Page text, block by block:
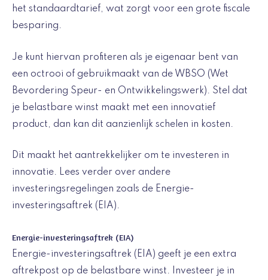
het standaardtarief, wat zorgt voor een grote fiscale
besparing.
Je kunt hiervan profiteren als je eigenaar bent van
een octrooi of gebruikmaakt van de WBSO (Wet
Bevordering Speur- en Ontwikkelingswerk). Stel dat
je belastbare winst maakt met een innovatief
product, dan kan dit aanzienlijk schelen in kosten.
Dit maakt het aantrekkelijker om te investeren in
innovatie. Lees verder over andere
investeringsregelingen zoals de Energie-
investeringsaftrek (EIA).
Energie-investeringsaftrek (EIA)
Energie-investeringsaftrek (EIA) geeft je een extra
aftrekpost op de belastbare winst. Investeer je in